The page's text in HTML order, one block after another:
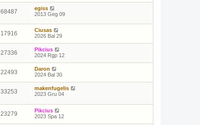
68487
egiss
2013 Geg 09
17916
Ciusas
2026 Bal 29
27336
Pikcius
2024 Rgp 12
22493
Daron
2024 Bal 30
33253
makenfugelis
2023 Gru 04
23279
Pikcius
2023 Spa 12